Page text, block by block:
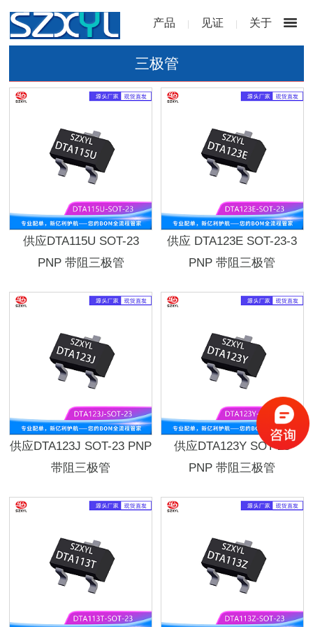
产品 | 见证 | 关于
三极管
供应DTA115U SOT-23
PNP 带阻三极管
供应 DTA123E SOT-23-3
PNP 带阻三极管
供应DTA123J SOT-23 PNP
带阻三极管
供应DTA123Y SOT-23
PNP 带阻三极管